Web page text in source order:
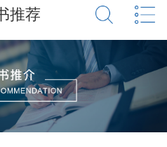
推荐